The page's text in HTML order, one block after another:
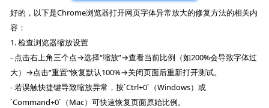
好的，以下是Chrome浏览器打开网页字体异常放大的修复方法的相关内
容：
1. 检查浏览器缩放设置
- 点击右上角三个点→选择“缩放”→查看当前比例（如200%会导致字体过
大）→点击“重置”恢复默认100%→关闭页面后重新打开测试。
- 若误触快捷键导致缩放异常，按`Ctrl+0`（Windows）或
`Command+0`（Mac）可快速恢复页面原始比例。